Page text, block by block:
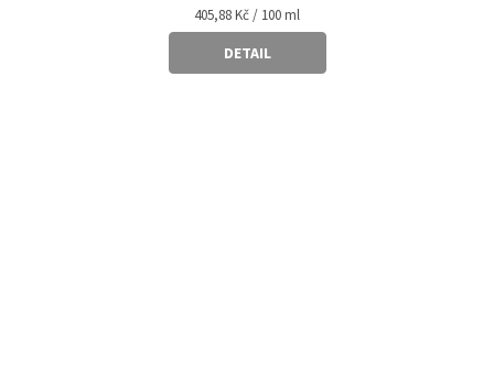
Měrná
cena:
405,88 Kč / 100 ml
DETAIL